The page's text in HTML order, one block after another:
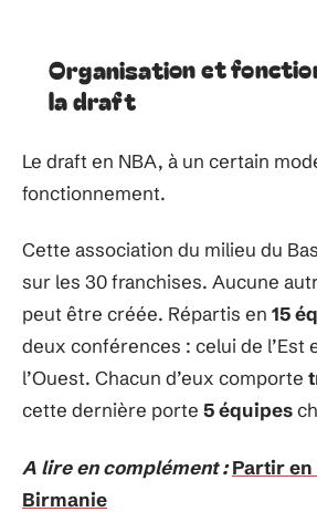
Organisation et
la draft
Le draft en NBA, à un certain
fonctionnement.
Cette association du milieu du
sur les 30 franchises. Aucune
peut être créée. Répartis en 15
deux conférences : celui de l’Est
l’Ouest. Chacun d’eux comporte
cette dernière porte 5 équipes
A lire en complément : Partir en
Birmanie